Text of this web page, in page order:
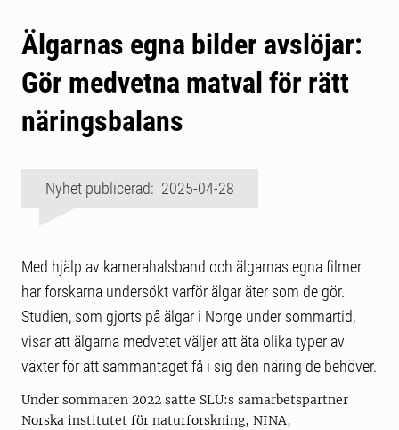
Älgarnas egna bilder avslöjar:
Gör medvetna matval för rätt
näringsbalans
Nyhet publicerad: 2025-04-28
Med hjälp av kamerahalsband och älgarnas egna filmer
har forskarna undersökt varför älgar äter som de gör.
Studien, som gjorts på älgar i Norge under sommartid,
visar att älgarna medvetet väljer att äta olika typer av
växter för att sammantaget få i sig den näring de behöver.
Under sommaren 2022 satte SLU:s samarbetspartner
Norska institutet för naturforskning, NINA,